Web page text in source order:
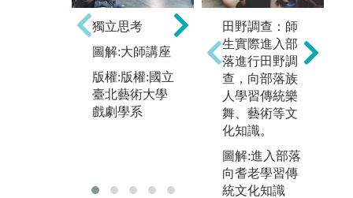
獨立思考
圖解:大師講座
版權:版權:國立
臺北藝術大學
戲劇學系
團隊合作
圖解:劇場內的
每個工作都需
要大家同心協
力
版權:版權:國立
臺北藝術大學
戲劇學系
田野調查：師
生實際進入部
落進行田野調
查，向部落族
人學習傳統樂
舞、藝術等文
化知識。
圖解:進入部落
向耆老學習傳
統文化知識